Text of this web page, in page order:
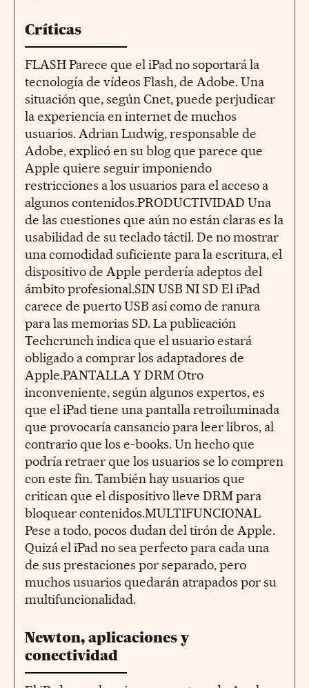
Críticas
FLASH Parece que el iPad no soportará la
tecnología de vídeos Flash, de Adobe. Una
situación que, según Cnet, puede perjudicar
la experiencia en internet de muchos
usuarios. Adrian Ludwig, responsable de
Adobe, explicó en su blog que parece que
Apple quiere seguir imponiendo
restricciones a los usuarios para el acceso a
algunos contenidos.PRODUCTIVIDAD Una
de las cuestiones que aún no están claras es la
usabilidad de su teclado táctil. De no mostrar
una comodidad suficiente para la escritura, el
dispositivo de Apple perdería adeptos del
ámbito profesional.SIN USB NI SD El iPad
carece de puerto USB así como de ranura
para las memorias SD. La publicación
Techcrunch indica que el usuario estará
obligado a comprar los adaptadores de
Apple.PANTALLA Y DRM Otro
inconveniente, según algunos expertos, es
que el iPad tiene una pantalla retroiluminada
que provocaría cansancio para leer libros, al
contrario que los e-books. Un hecho que
podría retraer que los usuarios se lo compren
con este fin. También hay usuarios que
critican que el dispositivo lleve DRM para
bloquear contenidos.MULTIFUNCIONAL
Pese a todo, pocos dudan del tirón de Apple.
Quizá el iPad no sea perfecto para cada una
de sus prestaciones por separado, pero
muchos usuarios quedarán atrapados por su
multifuncionalidad.
Newton, aplicaciones y
conectividad